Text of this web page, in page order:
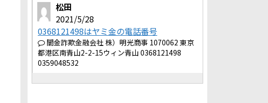
松田
2021/5/28
0368121498はヤミ金の電話番号
闇金詐欺金融会社 株）明光商事 1070062 東京
都港区南青山2-2-15ウィン青山 0368121498
0359048532